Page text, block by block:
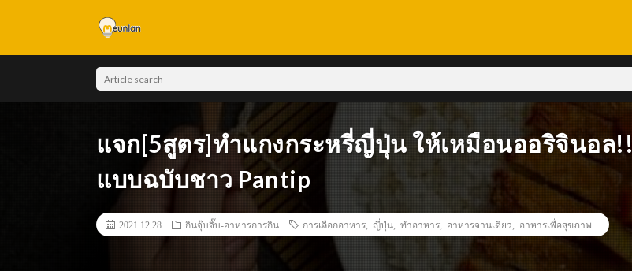
แจก[5สูตร]ทำแกงกระหรี่ญี่ปุ่น ให้เหมือนออริจินอล!!
แบบฉบับชาว Pantip
2021.12.28 กินจุ๊บจิ๊บ-อาหารการกิน การเลือกอาหาร ญี่ปุ่น ทำอาหาร อาหารจานเดียว อาหารเพื่อสุขภาพ